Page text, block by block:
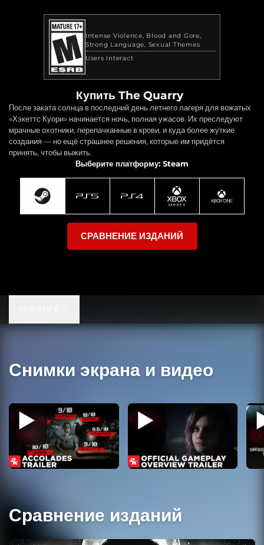
Intense Violence
Blood and Gore
Strong Language Sexual Themes
Users Interact
Купить The Quarry
После заката солнца в последний день летнего лагеря для вожатых
«Хэкеттс Куори» начинается ночь, полная ужасов. Их преследуют
мрачные охотники, перепачканные в крови, и куда более жуткие
создания — но ещё страшнее решения, которые им придётся
принять, чтобы выжить.
Выберите платформу: Steam
СРАВНЕНИЕ ИЗДАНИЙ
Снимки экрана и видео
Сравнение изданий